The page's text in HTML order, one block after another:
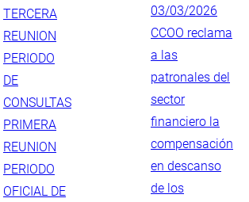
TERCERA
REUNION
PERIODO
DE
CONSULTAS
PRIMERA
REUNION
PERIODO
OFICIAL DE
03/03/2026
CCOO reclama
a las
patronales del
sector
financiero la
compensación
en descanso
de los